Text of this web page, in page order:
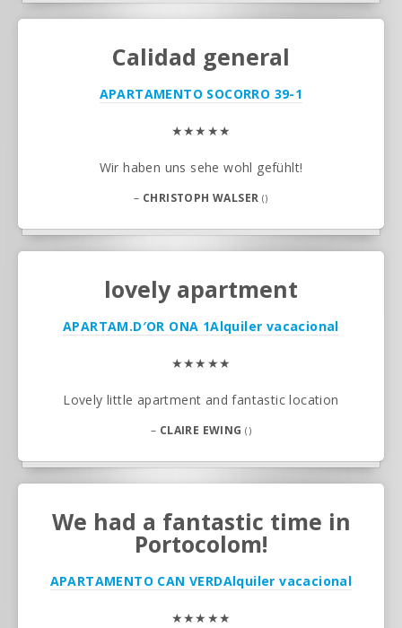
Calidad general
APARTAMENTO SOCORRO 39-1
★★★★★
Wir haben uns sehe wohl gefühlt!
– CHRISTOPH WALSER ()
lovely apartment
APARTAM.D′OR ONA 1Alquiler vacacional
★★★★★
Lovely little apartment and fantastic location
– CLAIRE EWING ()
We had a fantastic time in
Portocolom!
APARTAMENTO CAN VERDAlquiler vacacional
★★★★★